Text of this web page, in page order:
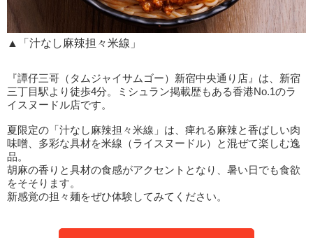
▲「汁なし麻辣担々米線」
『譚仔三哥（タムジャイサムゴー）新宿中央通り店』は、新宿
三丁目駅より徒歩4分。ミシュラン掲載歴もある香港No.1のラ
イスヌードル店です。
夏限定の「汁なし麻辣担々米線」は、痺れる麻辣と香ばしい肉
味噌、多彩な具材を米線（ライスヌードル）と混ぜて楽しむ逸
品。
胡麻の香りと具材の食感がアクセントとなり、暑い日でも食欲
をそそります。
新感覚の担々麺をぜひ体験してみてください。